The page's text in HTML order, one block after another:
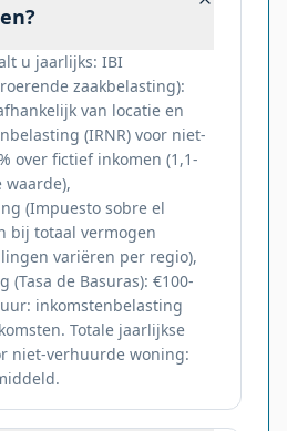
u jaarlijks: IBI
zaakbelasting):
van locatie en
(IRNR) voor niet-
over fictief inkomen (1,1-
waarde),
(Impuesto sobre el
bij totaal vermogen
variëren per regio),
(Tasa de Basuras): €100-
inkomstenbelasting
Totale jaarlijkse
niet-verhuurde woning: